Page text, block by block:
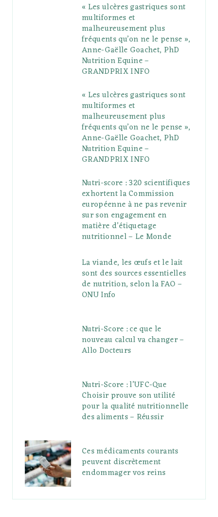
e
P
l
s
g
r
a
m
r
e
s
r
« Les ulcères gastriques sont
multiformes et
malheureusement plus
fréquents qu’on ne le pense »,
Anne-Gaëlle Goachet, PhD
Nutrition Equine –
GRANDPRIX INFO
« Les ulcères gastriques sont
multiformes et
malheureusement plus
fréquents qu’on ne le pense »,
Anne-Gaëlle Goachet, PhD
Nutrition Equine –
GRANDPRIX INFO
Nutri-score : 320 scientifiques
exhortent la Commission
européenne à ne pas revenir
sur son engagement en
matière d’étiquetage
nutritionnel – Le Monde
La viande, les œufs et le lait
sont des sources essentielles
de nutrition, selon la FAO –
ONU Info
Nutri-Score : ce que le
nouveau calcul va changer –
Allo Docteurs
Nutri-Score : l’UFC-Que
Choisir prouve son utilité
pour la qualité nutritionnelle
des aliments – Réussir
Ces médicaments courants
peuvent discrètement
endommager vos reins